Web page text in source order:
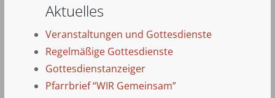
Aktuelles
Veranstaltungen und Gottesdienste
Regelmäßige Gottesdienste
Gottesdienstanzeiger
Pfarrbrief “WIR Gemeinsam”